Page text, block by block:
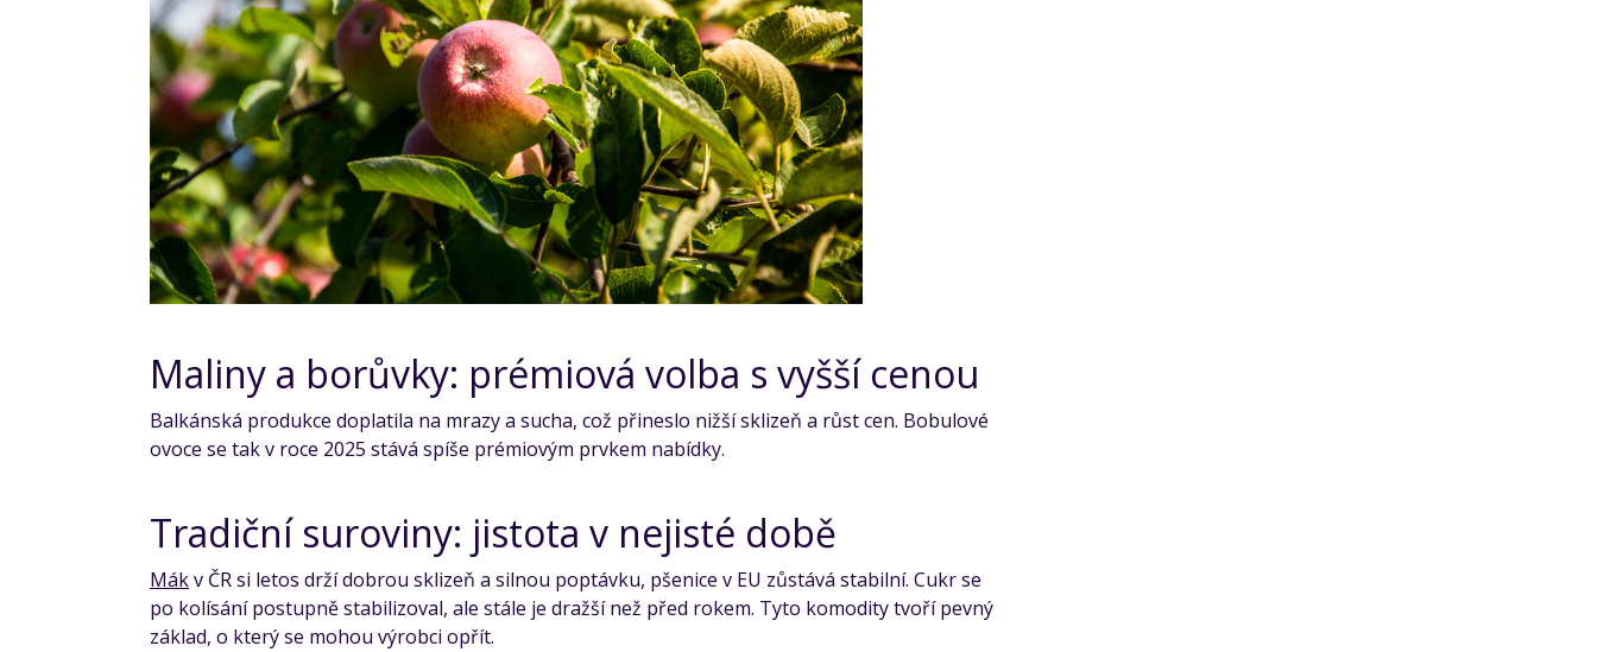
Maliny a borůvky: prémiová volba s vyšší cenou
Balkánská produkce doplatila na mrazy a sucha, což přineslo nižší sklizeň a růst cen. Bobulové
ovoce se tak v roce 2025 stává spíše prémiovým prvkem nabídky.
Tradiční suroviny: jistota v nejisté době
Mákv ČR si letos drží dobrou sklizeň a silnou poptávku, pšenice v EU zůstává stabilní. Cukr se
po kolísání postupně stabilizoval, ale stále je dražší než před rokem. Tyto komodity tvoří pevný
základ, o který se mohou výrobci opřít.